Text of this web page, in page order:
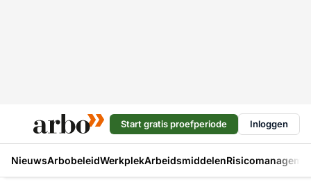
Start gratis proefperiode Inloggen
NieuwsArbobeleidWerkplekArbeidsmiddelen